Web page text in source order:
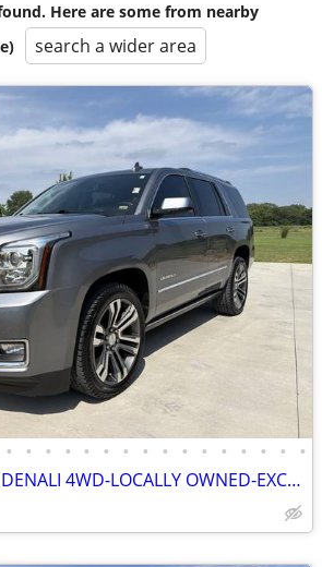
Here are some from nearby
search a wider area
• • • • • • • • • • • • • • • •
2020 GMC YUKON DENALI 4WD-LOCALLY OWNED-EXCELLENT CONDITION-